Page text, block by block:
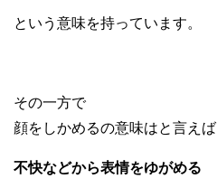
という意味を持っています。
その一方で
顔をしかめるの意味はと言えば
不快などから表情をゆがめる